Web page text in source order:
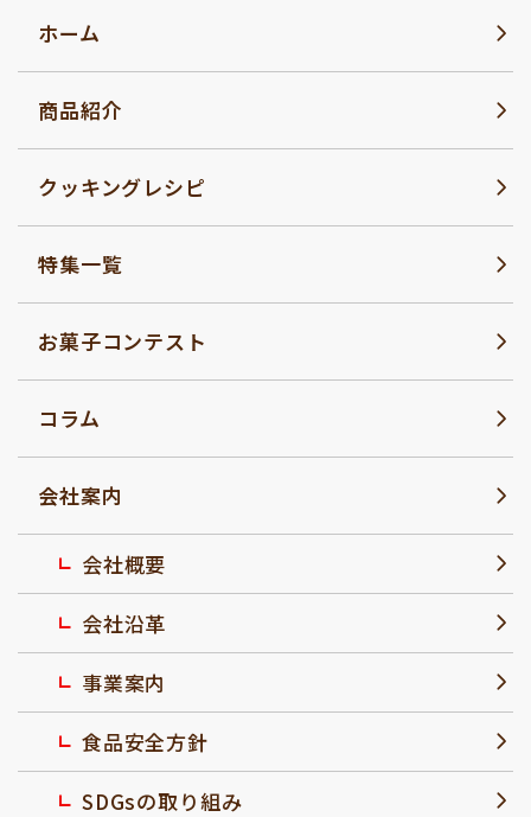
ホーム
商品紹介
クッキングレシピ
特集一覧
お菓子コンテスト
コラム
会社案内
会社概要
会社沿革
事業案内
食品安全方針
SDGsの取り組み